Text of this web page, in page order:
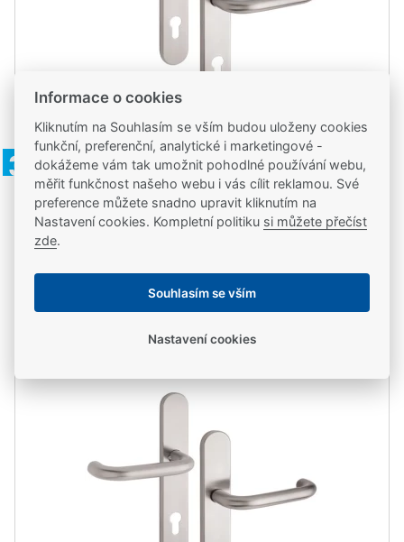
Kód zboží: EL004341
Doprava zdarma
FAB VAASA NEW/92, RC3/BT3, klika/klika levá,
nerez
4 590,00 Kč
3 793,39 Kč bez DPH
ks Do košíku
ve středu 12. 8. u vás, ve středu 12. 8. na 1 pobočce
Informace o cookies
Kliknutím na Souhlasím se vším budou uloženy cookies
funkční, preferenční, analytické i marketingové -
dokážeme vám tak umožnit pohodlné používání webu,
měřit funkčnost našeho webu i vás cílit reklamou. Své
preference můžete snadno upravit kliknutím na
Nastavení cookies. Kompletní politiku si můžete přečíst
zde.
Souhlasím se vším
Nastavení cookies